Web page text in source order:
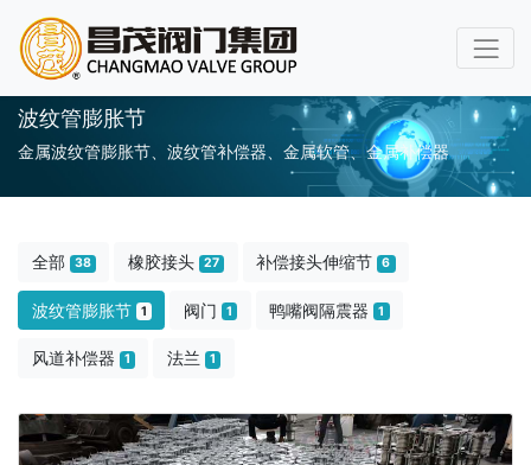
波纹管膨胀节
金属波纹管膨胀节、波纹管补偿器、金属软管、金属补偿器
全部 38 橡胶接头 27 补偿接头伸缩节 6
波纹管膨胀节 1 阀门 1 鸭嘴阀隔震器 1
风道补偿器 1 法兰 1